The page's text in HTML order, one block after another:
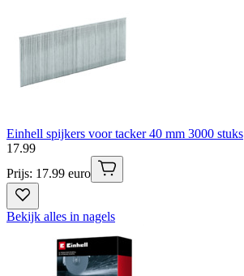
Einhell spijkers voor tacker 40 mm 3000 stuks
17.99
Prijs: 17.99 euro
Bekijk alles in nagels